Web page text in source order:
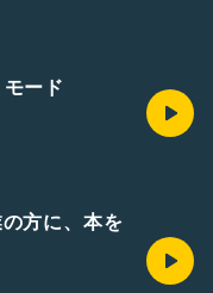
ード
方に、本を